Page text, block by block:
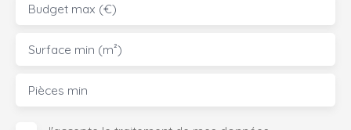
Budget max (€)
Surface min (m²)
Pièces min